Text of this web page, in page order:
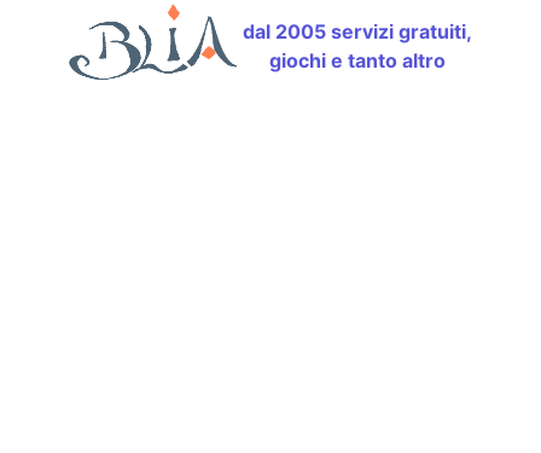
dal 2005 servizi gratuiti,
giochi e tanto altro